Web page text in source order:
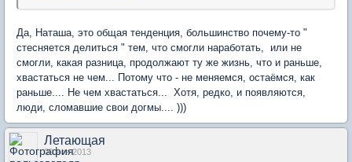
Да, Наташа, это общая тенденция, большинство почему-то "
стесняется делиться " тем, что смогли наработать, или не
смогли, какая разница, продолжают ту же жизнь, что и раньше,
хвастаться не чем... Потому что - не меняемся, остаёмся, как
раньше.... Не чем хвастаться... Хотя, редко, и появляются,
люди, сломавшие свои догмы.... )))
Летающая
09 ноя 2013